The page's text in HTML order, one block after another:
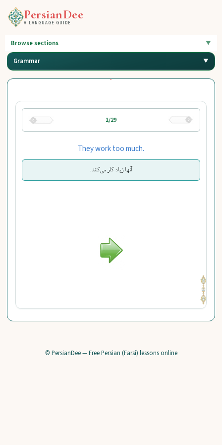
PersianDee
A LANGUAGE GUIDE
Browse sections
Grammar
1/29
They work too much.
آنها زیاد کار می‌کنند.
© PersianDee — Free Persian (Farsi) lessons online